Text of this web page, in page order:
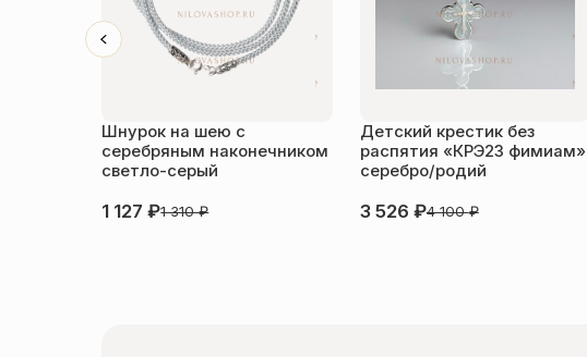
Шнурок на шею с
серебряным наконечником
светло-серый
1 127₽1 310₽
Детский крестик без
распятия «КРЭ23 фимиам»
серебро/родий
3 526 ₽4 100₽